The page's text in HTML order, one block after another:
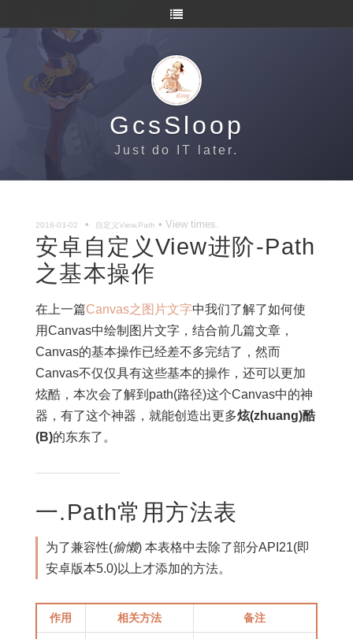
GcsSloop
Just do IT later.
2016-03-02 • 自定义View,Path • View times.
安卓自定义View进阶-Path
之基本操作
在上一篇Canvas之图片文字中我们了解了如何使
用Canvas中绘制图片文字，结合前几篇文章，
Canvas的基本操作已经差不多完结了，然而
Canvas不仅仅具有这些基本的操作，还可以更加
炫酷，本次会了解到path(路径)这个Canvas中的神
器，有了这个神器，就能创造出更多炫(zhuang)酷
(B)的东东了。
一.Path常用方法表
为了兼容性(偷懒) 本表格中去除了部分API21(即
安卓版本5.0)以上才添加的方法。
作用 相关方法 备注